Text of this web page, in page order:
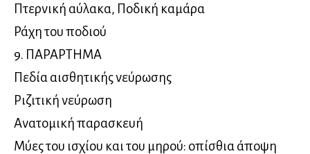
Πτερνική αύλακα, Ποδική καμάρα
Ράχη του ποδιού
9. ΠΑΡΑΡΤΗΜΑ
Πεδία αισθητικής νεύρωσης
Ριζιτική νεύρωση
Ανατομική παρασκευή
Μύες του ισχίου και του μηρού: οπίσθια άποψη